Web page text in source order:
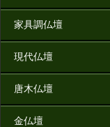
家具調仏壇
現代仏壇
唐木仏壇
金仏壇